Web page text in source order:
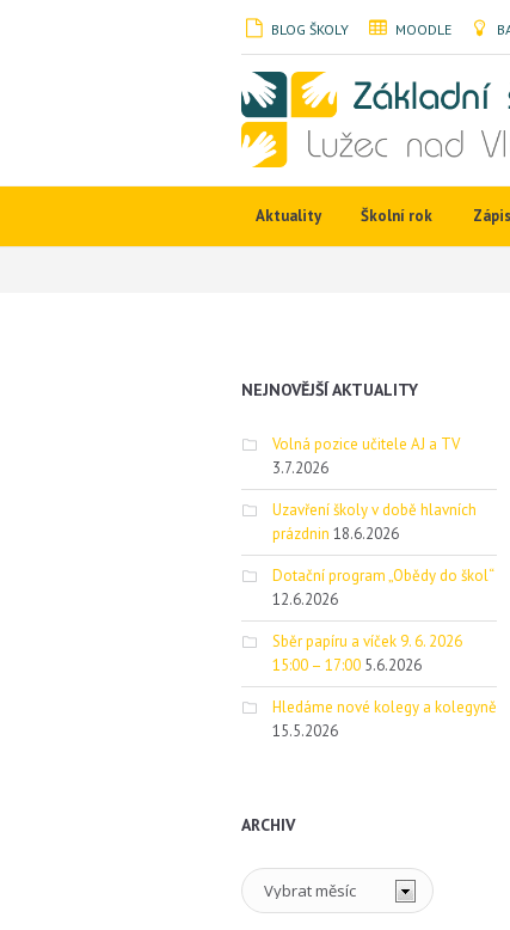
BLOG ŠKOLY MOODLE
Aktuality Školní rok
NEJNOVĚJŠÍ AKTUALITY
Volná pozice učitele AJ a TV
3.7.2026
Uzavření školy v době hlavních
prázdnin 18.6.2026
Dotační program „Obědy do škol“
12.6.2026
Sběr papíru a víček 9. 6. 2026
15:00 – 17:00 5.6.2026
Hledáme nové kolegy a kolegyně
15.5.2026
ARCHIV
Archiv